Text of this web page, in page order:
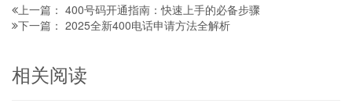
上一篇： 400号码开通指南：快速上手的必备步骤
下一篇： 2025全新400电话申请方法全解析
相关阅读